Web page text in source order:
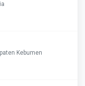
Kebumen